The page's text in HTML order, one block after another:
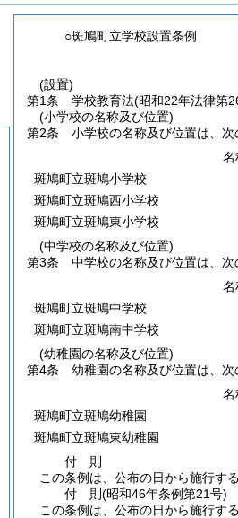
○斑鳩町立学校設置条例
(設置)
第1条
学校教育法(昭和22年法律第
(小学校の名称及び位置)
第2条
小学校の名称及び位置は、次
名
斑鳩町立斑鳩小学校
斑鳩町立斑鳩西小学校
斑鳩町立斑鳩東小学校
(中学校の名称及び位置)
第3条
中学校の名称及び位置は、次
名
斑鳩町立斑鳩中学校
斑鳩町立斑鳩南中学校
(幼稚園の名称及び位置)
第4条
幼稚園の名称及び位置は、次
名
斑鳩町立斑鳩幼稚園
斑鳩町立斑鳩東幼稚園
付 則
この条例は、公布の日から施行する
付 則(昭和46年条例第21号)
この条例は、公布の日から施行する